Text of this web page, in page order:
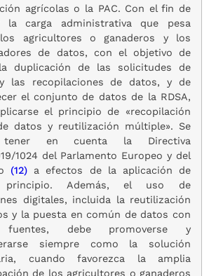
agrícolas o la PAC. Con el fin de
la carga administrativa que pesa
agricultores o ganaderos y los
de datos, con el objetivo de
duplicación de las solicitudes de
las recopilaciones de datos, y de
el conjunto de datos de la RDSA,
el principio de «recopilación
datos y reutilización múltiple». Se
tener en cuenta la Directiva
1024 del Parlamento Europeo y del
(12) a efectos de la aplicación de
principio. Además, el uso de
digitales, incluida la reutilización
y la puesta en común de datos con
debe promoverse y
siempre como la solución
cuando favorezca la amplia
de los agricultores o ganaderos